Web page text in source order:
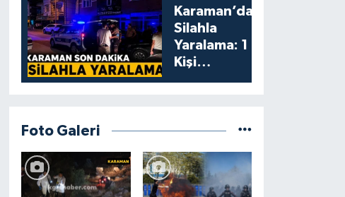
yediler,
artıklarını
kamelyada
bıraktılar
Karaman’da
Silahla
Yaralama: 1
Kişi
Foto Galeri